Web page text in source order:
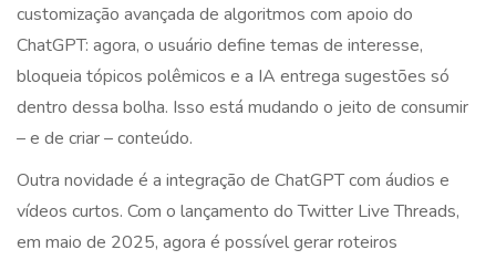
customização avançada de algoritmos com apoio do
ChatGPT: agora, o usuário define temas de interesse,
bloqueia tópicos polêmicos e a IA entrega sugestões só
dentro dessa bolha. Isso está mudando o jeito de consumir
– e de criar – conteúdo.
Outra novidade é a integração de ChatGPT com áudios e
vídeos curtos. Com o lançamento do Twitter Live Threads,
em maio de 2025, agora é possível gerar roteiros